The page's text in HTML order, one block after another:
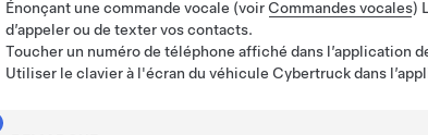
Énonçant une commande vocale (voir Commandes vocales)
d’appeler ou de texter vos contacts.
Toucher un numéro de téléphone affiché dans l’application
Utiliser le clavier à l'écran du véhicule Cybertruckdans